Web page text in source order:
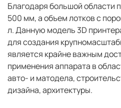
Благодаря большой области
500 мм, а объем лотков с
л. Данную модель 3D
для создания
является крайне важным
применения аппарата в
авто- и матодела,
дизайна, архитектуры.